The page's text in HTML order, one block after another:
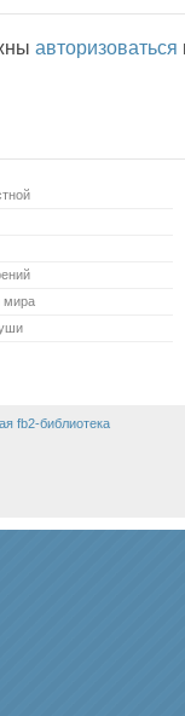
авторизоваться
мира
fb2-библиотека